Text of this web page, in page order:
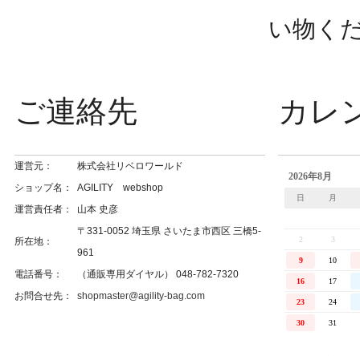
い物く
ご連絡先
運営元：
株式会社リベロワールド
ショップ名：
AGILITY webshop
運営責任者：
山本 史彦
所在地：
〒331-0052 埼玉県 さいたま市西区 三橋5-
961
電話番号：
（通販専用ダイヤル） 048-782-7320
お問合せ先：
shopmaster@agility-bag.com
カレ